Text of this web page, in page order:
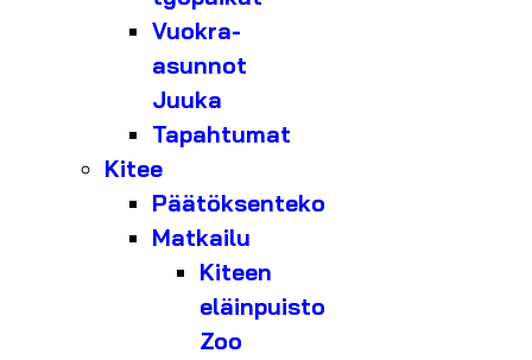
Vuokra-
asunnot
Juuka
Tapahtumat
Kitee
Päätöksenteko
Matkailu
Kiteen
eläinpuisto
Zoo